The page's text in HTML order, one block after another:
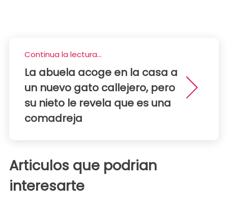
Continua la lectura...
La abuela acoge en la casa a
un nuevo gato callejero, pero
su nieto le revela que es una
comadreja
Articulos que podrian
interesarte